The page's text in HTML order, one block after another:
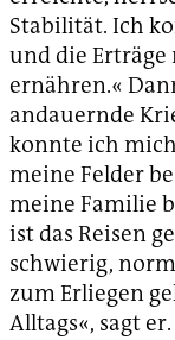
Stabilität. Ich
und die
ernähren.«
andauernde
konnte ich
meine Felder
meine Familie
ist das Reisen
schwierig,
zum Erliegen
Alltags«, sagt er.